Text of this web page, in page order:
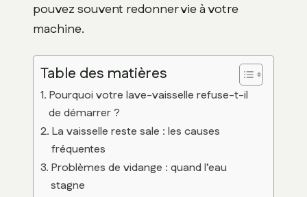
pouvez souvent redonner vie à votre
machine.
Table des matières
Pourquoi votre lave-vaisselle refuse-t-il
de démarrer ?
La vaisselle reste sale : les causes
fréquentes
Problèmes de vidange : quand l’eau
stagne